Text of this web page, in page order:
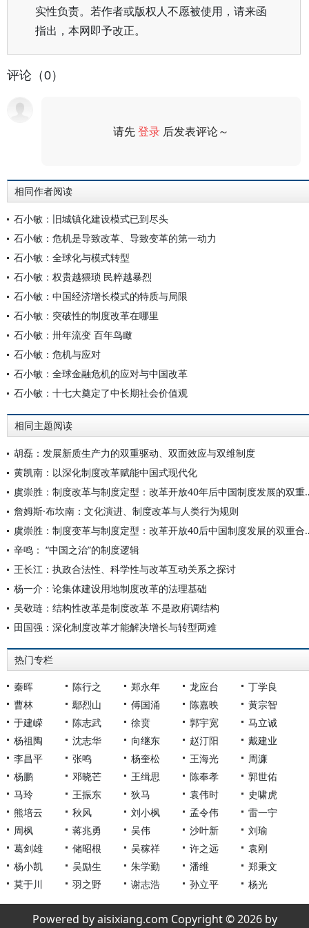
实性负责。若作者或版权人不愿被使用，请来函
指出，本网即予改正。
评论（0）
请先登录 后发表评论～
相同作者阅读
石小敏：旧城镇化建设模式已到尽头
石小敏：危机是导致改革、导致变革的第一动力
石小敏：全球化与模式转型
石小敏：权贵越猥琐 民粹越暴烈
石小敏：中国经济增长模式的特质与局限
石小敏：突破性的制度改革在哪里
石小敏：卅年流变 百年鸟瞰
石小敏：危机与应对
石小敏：全球金融危机的应对与中国改革
石小敏：十七大奠定了中长期社会价值观
相同主题阅读
胡磊：发展新质生产力的双重驱动、双面效应与双维制度
黄凯南：以深化制度改革赋能中国式现代化
虞崇胜：制度改革与
詹姆斯·布坎南：文化演进、制度改革与人类行为规则
虞崇胜：制度变革与
辛鸣： “中国之治”的制度逻辑
王长江：执政合法性、科学性与改革互动关系之探讨
杨一介：论集体建设用地制度改革的法理基础
吴敬琏：结构性改革是制度改革 不是政府调结构
田国强：深化制度改革才能解决增长与转型两难
热门专栏
秦晖 陈行之 郑永年 龙应台
丁学良
曹林
鄢烈山 傅国涌 陈嘉映
黄宗智
于建嵘
陈志武 徐贲 郭宇宽
马立诚
杨祖陶
沈志华 向继东 赵汀阳
戴建业
李昌平
张鸣 杨奎松 王海光
周濂
杨鹏
邓晓芒 王缉思 陈奉孝
郭世佑
马玲
王振东 狄马 袁伟时
史啸虎
熊培云
秋风 刘小枫 孟令伟
雷一宁
周枫
蒋兆勇 吴伟 沙叶新
刘瑜
葛剑雄
储昭根 吴稼祥 许之远
袁刚
杨小凯
吴励生 朱学勤 潘维
郑秉文
莫于川
羽之野 谢志浩 孙立平 杨光
Powered by aisixiang.com Copyright © 2026 by